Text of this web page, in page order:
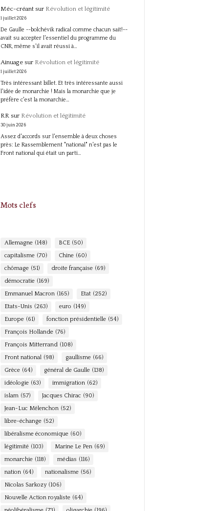
Méc-créantsur Révolution et légitimité
1 juillet 2026
De Gaulle --bolchévik radical comme chacun sait!--
avait su accepter l'essentiel du programme du
CNR, même s'il avait réussi à…
Ainuagesur Révolution et légitimité
1 juillet 2026
Très intéressant billet. Et très intéressante aussi
l'idée de monarchie ! Mais la monarchie que je
préfère c'est la monarchie…
RRsur Révolution et légitimité
30 juin 2026
Assez d'accords sur l'ensemble à deux choses
près: Le Rassemblement "national" n'est pas le
Front national qui était un parti…
Mots clefs
Allemagne (148) BCE (50)
capitalisme (70) Chine (60)
chômage (51) droite française (69)
démocratie (169)
Emmanuel Macron (165) Etat (252)
Etats-Unis (263) euro (149)
Europe (61) fonction présidentielle (54)
François Hollande (76)
François Mitterrand (108)
Front national (98) gaullisme (66)
Grèce (64) général de Gaulle (138)
idéologie (63) immigration (62)
islam (57) Jacques Chirac (90)
Jean-Luc Mélenchon (52)
libre-échange (52)
libéralisme économique (60)
légitimité (103) Marine Le Pen (69)
monarchie (118) médias (116)
nation (64) nationalisme (56)
Nicolas Sarkozy (106)
Nouvelle Action royaliste (64)